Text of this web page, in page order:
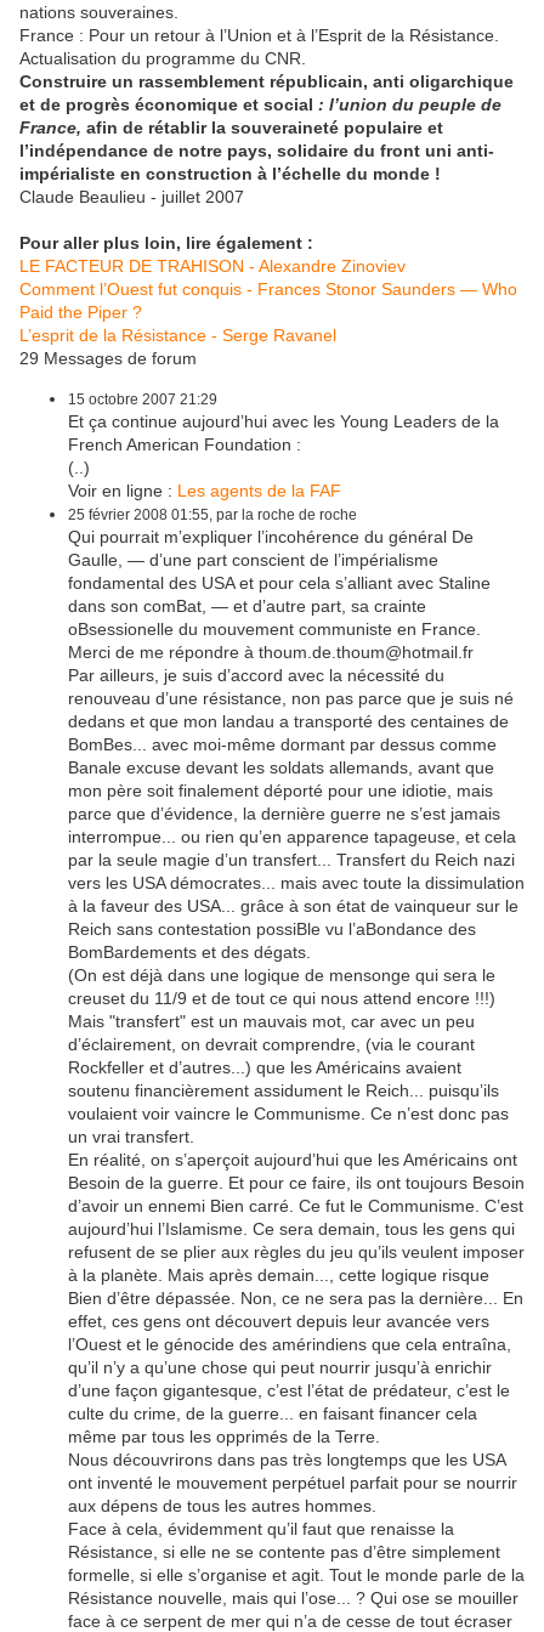
nations souveraines.
France : Pour un retour à l’Union et à l’Esprit de la Résistance.
Actualisation du programme du CNR.
Construire un rassemblement républicain, anti oligarchique
et de progrès économique et social : l’union du peuple de
France, afin de rétablir la souveraineté populaire et
l’indépendance de notre pays, solidaire du front uni anti-
impérialiste en construction à l’échelle du monde !
Claude Beaulieu - juillet 2007
Pour aller plus loin, lire également :
LE FACTEUR DE TRAHISON - Alexandre Zinoviev
Comment l’Ouest fut conquis - Frances Stonor Saunders — Who
Paid the Piper ?
L’esprit de la Résistance - Serge Ravanel
29 Messages de forum
15 octobre 2007 21:29
Et ça continue aujourd’hui avec les Young Leaders de la
French American Foundation :
(..)
Voir en ligne : Les agents de la FAF
25 février 2008 01:55, par la roche de roche
Qui pourrait m’expliquer l’incohérence du général De
Gaulle, — d’une part conscient de l’impérialisme
fondamental des USA et pour cela s’alliant avec Staline
dans son comBat, — et d’autre part, sa crainte
oBsessionelle du mouvement communiste en France.
Merci de me répondre à thoum.de.thoum@hotmail.fr
Par ailleurs, je suis d’accord avec la nécessité du
renouveau d’une résistance, non pas parce que je suis né
dedans et que mon landau a transporté des centaines de
BomBes... avec moi-même dormant par dessus comme
Banale excuse devant les soldats allemands, avant que
mon père soit finalement déporté pour une idiotie, mais
parce que d’évidence, la dernière guerre ne s’est jamais
interrompue... ou rien qu’en apparence tapageuse, et cela
par la seule magie d’un transfert... Transfert du Reich nazi
vers les USA démocrates... mais avec toute la dissimulation
à la faveur des USA... grâce à son état de vainqueur sur le
Reich sans contestation possiBle vu l’aBondance des
BomBardements et des dégats.
(On est déjà dans une logique de mensonge qui sera le
creuset du 11/9 et de tout ce qui nous attend encore !!!)
Mais "transfert" est un mauvais mot, car avec un peu
d’éclairement, on devrait comprendre, (via le courant
Rockfeller et d’autres...) que les Américains avaient
soutenu financièrement assidument le Reich... puisqu’ils
voulaient voir vaincre le Communisme. Ce n’est donc pas
un vrai transfert.
En réalité, on s’aperçoit aujourd’hui que les Américains ont
Besoin de la guerre. Et pour ce faire, ils ont toujours Besoin
d’avoir un ennemi Bien carré. Ce fut le Communisme. C’est
aujourd’hui l’Islamisme. Ce sera demain, tous les gens qui
refusent de se plier aux règles du jeu qu’ils veulent imposer
à la planète. Mais après demain..., cette logique risque
Bien d’être dépassée. Non, ce ne sera pas la dernière... En
effet, ces gens ont découvert depuis leur avancée vers
l’Ouest et le génocide des amérindiens que cela entraîna,
qu’il n’y a qu’une chose qui peut nourrir jusqu’à enrichir
d’une façon gigantesque, c’est l’état de prédateur, c’est le
culte du crime, de la guerre... en faisant financer cela
même par tous les opprimés de la Terre.
Nous découvrirons dans pas très longtemps que les USA
ont inventé le mouvement perpétuel parfait pour se nourrir
aux dépens de tous les autres hommes.
Face à cela, évidemment qu’il faut que renaisse la
Résistance, si elle ne se contente pas d’être simplement
formelle, si elle s’organise et agit. Tout le monde parle de la
Résistance nouvelle, mais qui l’ose... ? Qui ose se mouiller
face à ce serpent de mer qui n’a de cesse de tout écraser